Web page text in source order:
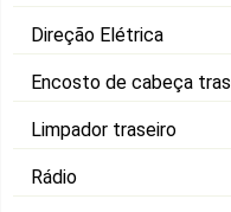
Direção Elétrica
Encosto de cabeça
Limpador traseiro
Rádio